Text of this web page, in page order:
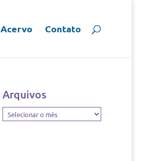
Acervo Contato
Arquivos
Arquivos